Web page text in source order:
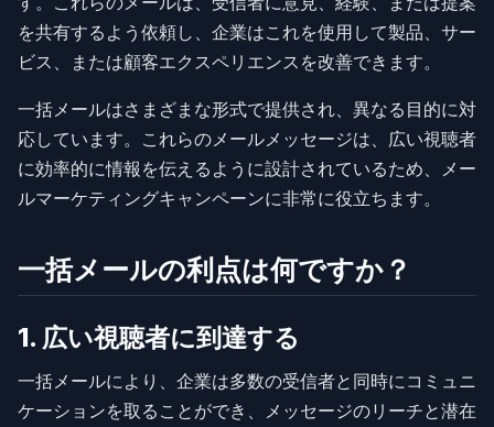
を共有するよう依頼し、企業はこれを使用して製品、サー
ビス、または顧客エクスペリエンスを改善できます。
一括メールはさまざまな形式で提供され、異なる目的に対
応しています。これらのメールメッセージは、広い視聴者
に効率的に情報を伝えるように設計されているため、メー
ルマーケティングキャンペーンに非常に役立ちます。
一括メールの利点は何ですか？
1. 広い視聴者に到達する
一括メールにより、企業は多数の受信者と同時にコミュニ
ケーションを取ることができ、メッセージのリーチと潜在